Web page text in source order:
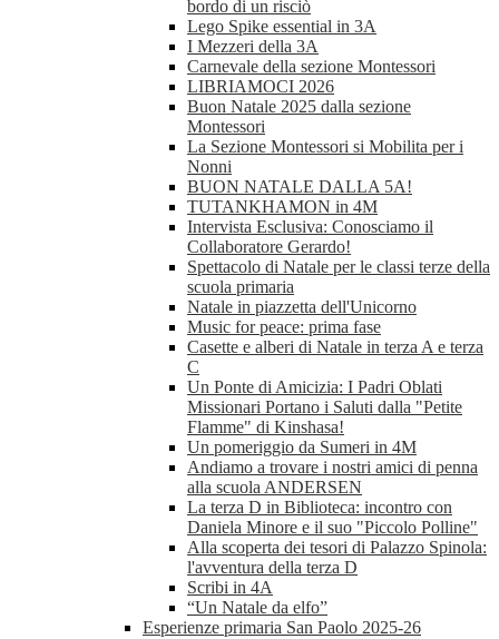
bordo di un risciò
Lego Spike essential in 3A
I Mezzeri della 3A
Carnevale della sezione Montessori
LIBRIAMOCI 2026
Buon Natale 2025 dalla sezione
Montessori
La Sezione Montessori si Mobilita per i
Nonni
BUON NATALE DALLA 5A!
TUTANKHAMON in 4M
Intervista Esclusiva: Conosciamo il
Collaboratore Gerardo!
Spettacolo di Natale per le classi terze della
scuola primaria
Natale in piazzetta dell'Unicorno
Music for peace: prima fase
Casette e alberi di Natale in terza A e terza
C
Un Ponte di Amicizia: I Padri Oblati
Missionari Portano i Saluti dalla "Petite
Flamme" di Kinshasa!
Un pomeriggio da Sumeri in 4M
Andiamo a trovare i nostri amici di penna
alla scuola ANDERSEN
La terza D in Biblioteca: incontro con
Daniela Minore e il suo "Piccolo Polline"
Alla scoperta dei tesori di Palazzo Spinola:
l'avventura della terza D
Scribi in 4A
“Un Natale da elfo”
Esperienze primaria San Paolo 2025-26